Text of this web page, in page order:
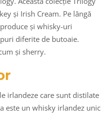
și Irish Cream. Pe lângă
și whisky-uri
diferite de butoaie.
și sherry.
irlandeze care sunt distilate
este un whisky irlandez unic